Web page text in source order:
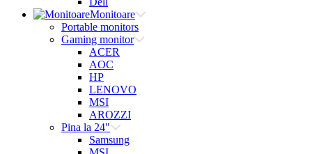
Monitoare
Portable monitors
Gaming monitor
ACER
AOC
HP
LENOVO
MSI
AROZZI
Pina la 24"
Samsung